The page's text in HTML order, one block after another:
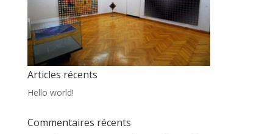
Articles récents
Hello world!
Commentaires récents